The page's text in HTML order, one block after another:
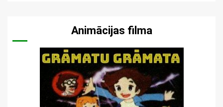
Animācijas filma